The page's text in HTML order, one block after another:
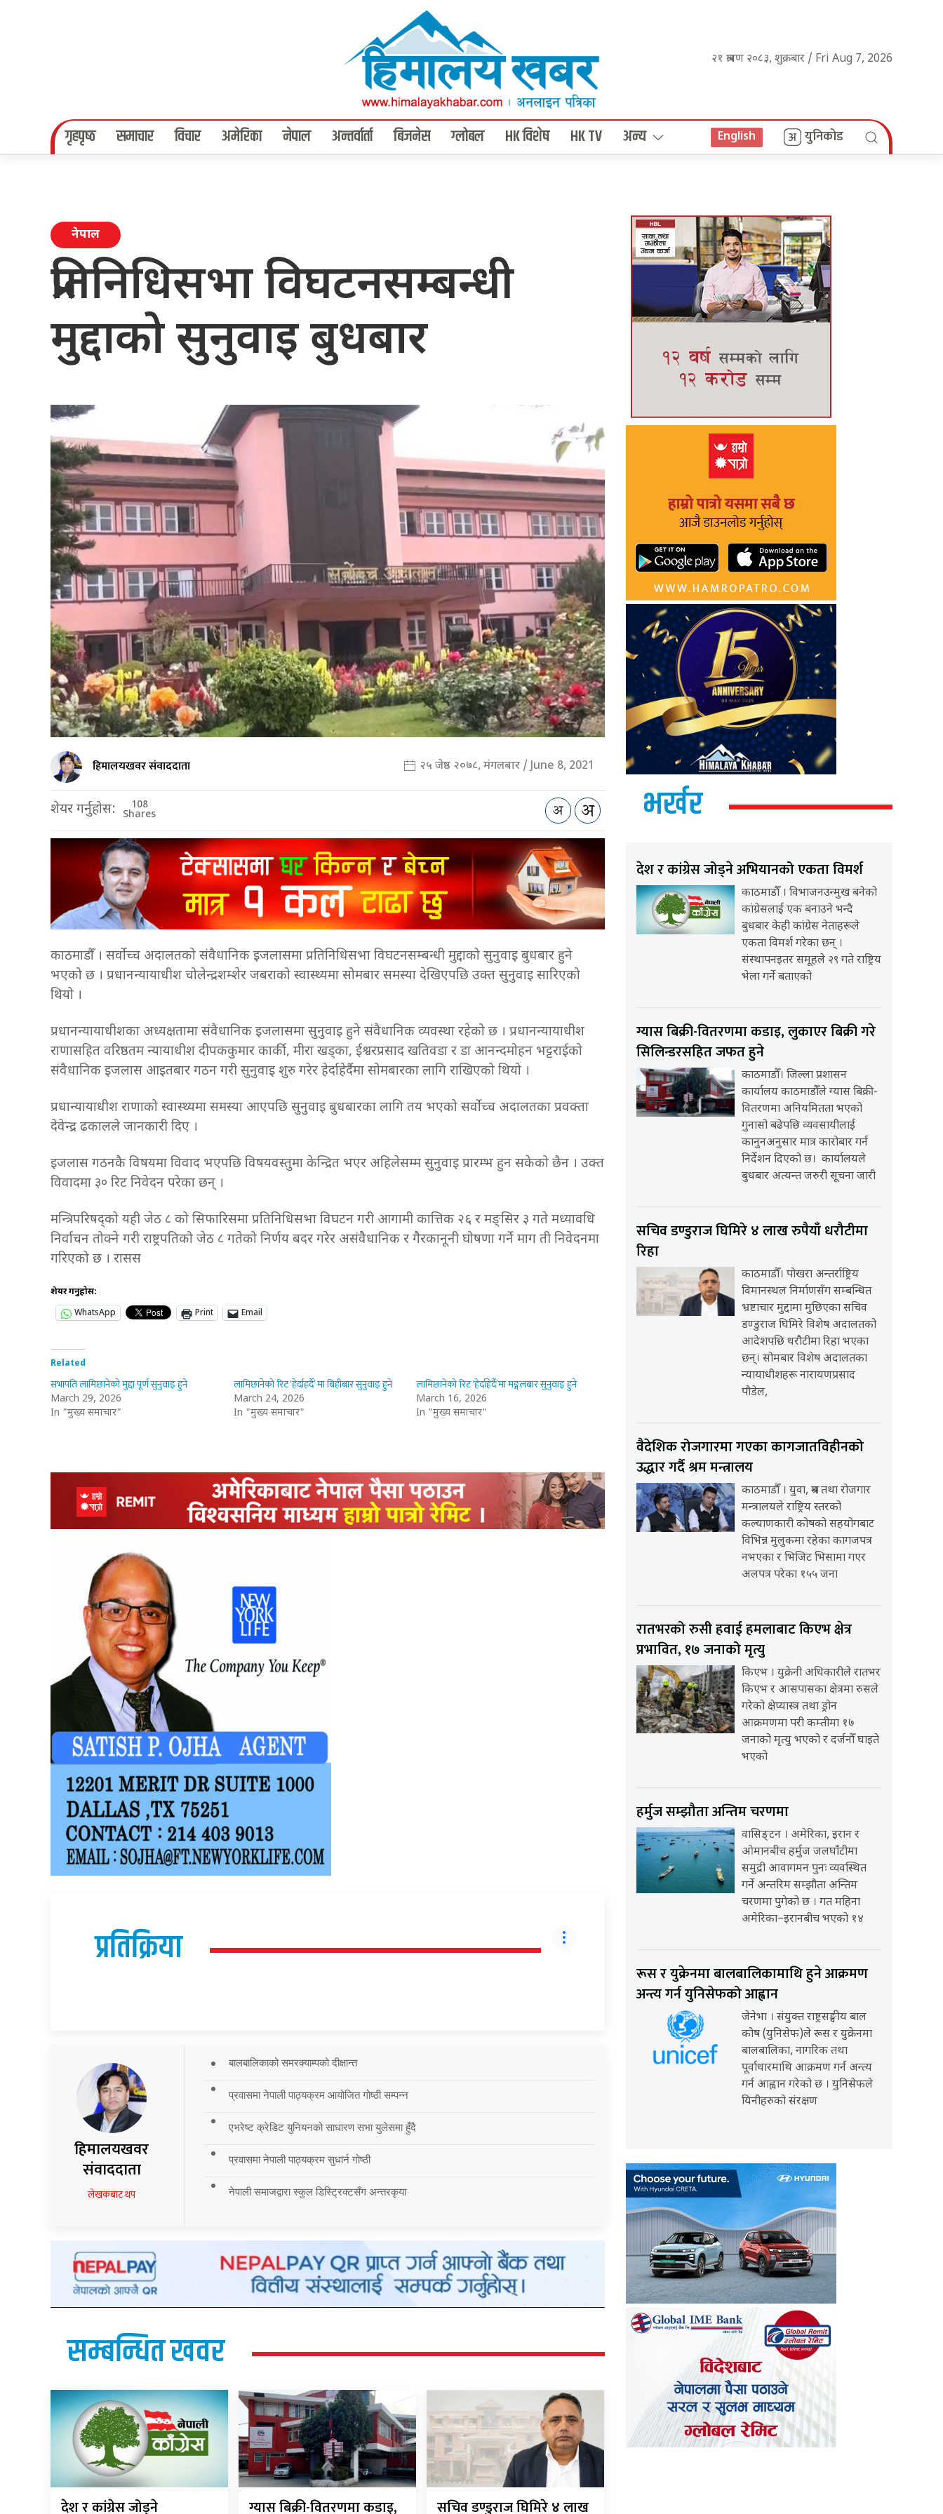
२१ श्रावण २०८३, शुक्रबार / Fri Aug 7, 2026
गृहपृष्‍ठ समाचार विचार अमेरिका नेपाल अन्तर्वार्ता बिजनेस ग्लोबल HK विशेष HK TV अन्य English युनिकोड
नेपाल
प्रतिनिधिसभा विघटनसम्बन्धी
मुद्दाको सुनुवाइ बुधबार
हिमालयखवर संवाददाता २५ जेष्ठ २०७८, मंगलबार / June 8, 2021
शेयर गर्नुहोस: 108
Shares
काठमाडौँ । सर्वोच्च अदालतको संवैधानिक इजलासमा प्रतिनिधिसभा विघटनसम्बन्धी मुद्दाको सुनुवाइ बुधबार हुने
भएको छ । प्रधानन्यायाधीश चोलेन्द्रशम्शेर जबराको स्वास्थ्यमा सोमबार समस्या देखिएपछि उक्त सुनुवाइ सारिएको
थियो ।
प्रधानन्यायाधीशका अध्यक्षतामा संवैधानिक इजलासमा सुनुवाइ हुने संवैधानिक व्यवस्था रहेको छ । प्रधानन्यायाधीश
राणासहित वरिष्ठतम न्यायाधीश दीपककुमार कार्की, मीरा खड्का, ईश्वरप्रसाद खतिवडा र डा आनन्दमोहन भट्टराईको
संवैधानिक इजलास आइतबार गठन गरी सुनुवाइ शुरु गरेर हेर्दाहेर्दैमा सोमबारका लागि राखिएको थियो ।
प्रधान्यायाधीश राणाको स्वास्थ्यमा समस्या आएपछि सुनुवाइ बुधबारका लागि तय भएको सर्वोच्च अदालतका प्रवक्ता
देवेन्द्र ढकालले जानकारी दिए ।
इजलास गठनकै विषयमा विवाद भएपछि विषयवस्तुमा केन्द्रित भएर अहिलेसम्म सुनुवाइ प्रारम्भ हुन सकेको छैन । उक्त
विवादमा ३० रिट निवेदन परेका छन् ।
मन्त्रिपरिषद्को यही जेठ ८ को सिफारिसमा प्रतिनिधिसभा विघटन गरी आगामी कात्तिक २६ र मङ्सिर ३ गते मध्यावधि
निर्वाचन तोक्ने गरी राष्ट्रपतिको जेठ ८ गतेको निर्णय बदर गरेर असंवैधानिक र गैरकानूनी घोषणा गर्ने माग ती निवेदनमा
गरिएको छ । रासस
शेयर गर्नुहोस:
WhatsApp
Print Email
Related
सभापति लामिछानेको मुद्दा पूर्ण सुनुवाइ हुने
March 29, 2026
In "मुख्य समाचार"
लामिछानेको रिट ‘हेर्दाहर्दै’ मा बिहीबार सुनुवाइ हुने
March 24, 2026
In "मुख्य समाचार"
लामिछानेको रिट ‘हेर्दाहेर्दै’मा मङ्गलबार सुनुवाइ हुने
March 16, 2026
In "मुख्य समाचार"
प्रतिक्रिया
हिमालयखवर
संवाददाता
लेखकबाट थप
बालबालिकाको समरक्याम्पको दीक्षान्त
प्रवासमा नेपाली पाठ्यक्रम आयोजित गोष्ठी सम्पन्न
एभरेष्ट क्रेडिट युनियनको साधारण सभा युलेसमा हुँदै
प्रवासमा नेपाली पाठ्यक्रम सुधार्न गोष्ठी
नेपाली समाजद्वारा स्कुल डिस्ट्रिक्टसँग अन्तरकृया
सम्बन्धित खवर
देश र कांग्रेस जोड्ने ग्यास बिक्री-वितरणमा कडाइ, सचिव डण्डुराज घिमिरे ४ लाख
भर्खर
देश र कांग्रेस जोड्ने अभियानको एकता विमर्श
काठमाडौँ । विभाजनउन्मुख बनेको
कांग्रेसलाई एक बनाउने भन्दै
बुधबार केही कांग्रेस नेताहरूले
एकता विमर्श गरेका छन् ।
संस्थापनइतर समूहले २९ गते राष्ट्रिय
भेला गर्ने बताएको
ग्यास बिक्री-वितरणमा कडाइ, लुकाएर बिक्री गरे
सिलिन्डरसहित जफत हुने
काठमाडौँ। जिल्ला प्रशासन
कार्यालय काठमाडौँले ग्यास बिक्री-
वितरणमा अनियमितता भएको
गुनासो बढेपछि व्यवसायीलाई
कानुनअनुसार मात्र कारोबार गर्न
निर्देशन दिएको छ। कार्यालयले
बुधबार अत्यन्त जरुरी सूचना जारी
सचिव डण्डुराज घिमिरे ४ लाख रुपैयाँ धरौटीमा
रिहा
काठमाडौँ। पोखरा अन्तर्राष्ट्रिय
विमानस्थल निर्माणसँग सम्बन्धित
भ्रष्टाचार मुद्दामा मुछिएका सचिव
डण्डुराज घिमिरे विशेष अदालतको
आदेशपछि धरौटीमा रिहा भएका
छन्। सोमबार विशेष अदालतका
न्यायाधीशहरू नारायणप्रसाद
पौडेल,
वैदेशिक रोजगारमा गएका कागजातविहीनको
उद्धार गर्दै श्रम मन्त्रालय
काठमाडौँ । युवा, श्रम तथा रोजगार
मन्त्रालयले राष्ट्रिय स्तरको
कल्याणकारी कोषको सहयोगबाट
विभिन्न मुलुकमा रहेका कागजपत्र
नभएका र भिजिट भिसामा गएर
अलपत्र परेका १५५ जना
रातभरको रुसी हवाई हमलाबाट किएभ क्षेत्र
प्रभावित, १७ जनाको मृत्यु
किएभ । युक्रेनी अधिकारीले रातभर
किएभ र आसपासका क्षेत्रमा रुसले
गरेको क्षेप्यास्त्र तथा ड्रोन
आक्रमणमा परी कम्तीमा १७
जनाको मृत्यु भएको र दर्जनौँ घाइते
भएको
हर्मुज सम्झौता अन्तिम चरणमा
वासिङ्टन । अमेरिका, इरान र
ओमानबीच हर्मुज जलघाँटीमा
समुद्री आवागमन पुनः व्यवस्थित
गर्ने अन्तरिम सम्झौता अन्तिम
चरणमा पुगेको छ । गत महिना
अमेरिका–इरानबीच भएको १४
रूस र युक्रेनमा बालबालिकामाथि हुने आक्रमण
अन्त्य गर्न युनिसेफको आह्वान
जेनेभा । संयुक्त राष्ट्रसङ्घीय बाल
कोष (युनिसेफ)ले रूस र युक्रेनमा
बालबालिका, नागरिक तथा
पूर्वाधारमाथि आक्रमण गर्न अन्त्य
गर्न आह्वान गरेको छ । युनिसेफले
यिनीहरुको संरक्षण